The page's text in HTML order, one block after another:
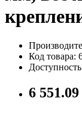
Код товара:
6 551.09